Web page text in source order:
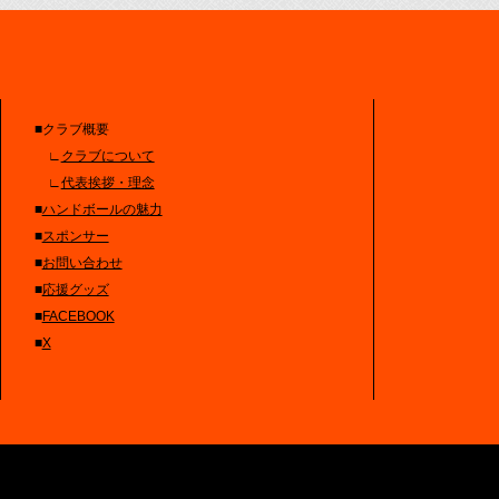
■クラブ概要
∟ クラブについて
∟代表挨拶・理念
■ハンドボールの魅力
■スポンサー
■お問い合わせ
■応援グッズ
■FACEBOOK
■X